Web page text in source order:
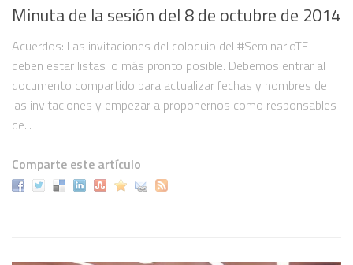
Minuta de la sesión del 8 de octubre de 2014
Acuerdos: Las invitaciones del coloquio del #SeminarioTF
deben estar listas lo más pronto posible. Debemos entrar al
documento compartido para actualizar fechas y nombres de
las invitaciones y empezar a proponernos como responsables
de...
Comparte este artículo